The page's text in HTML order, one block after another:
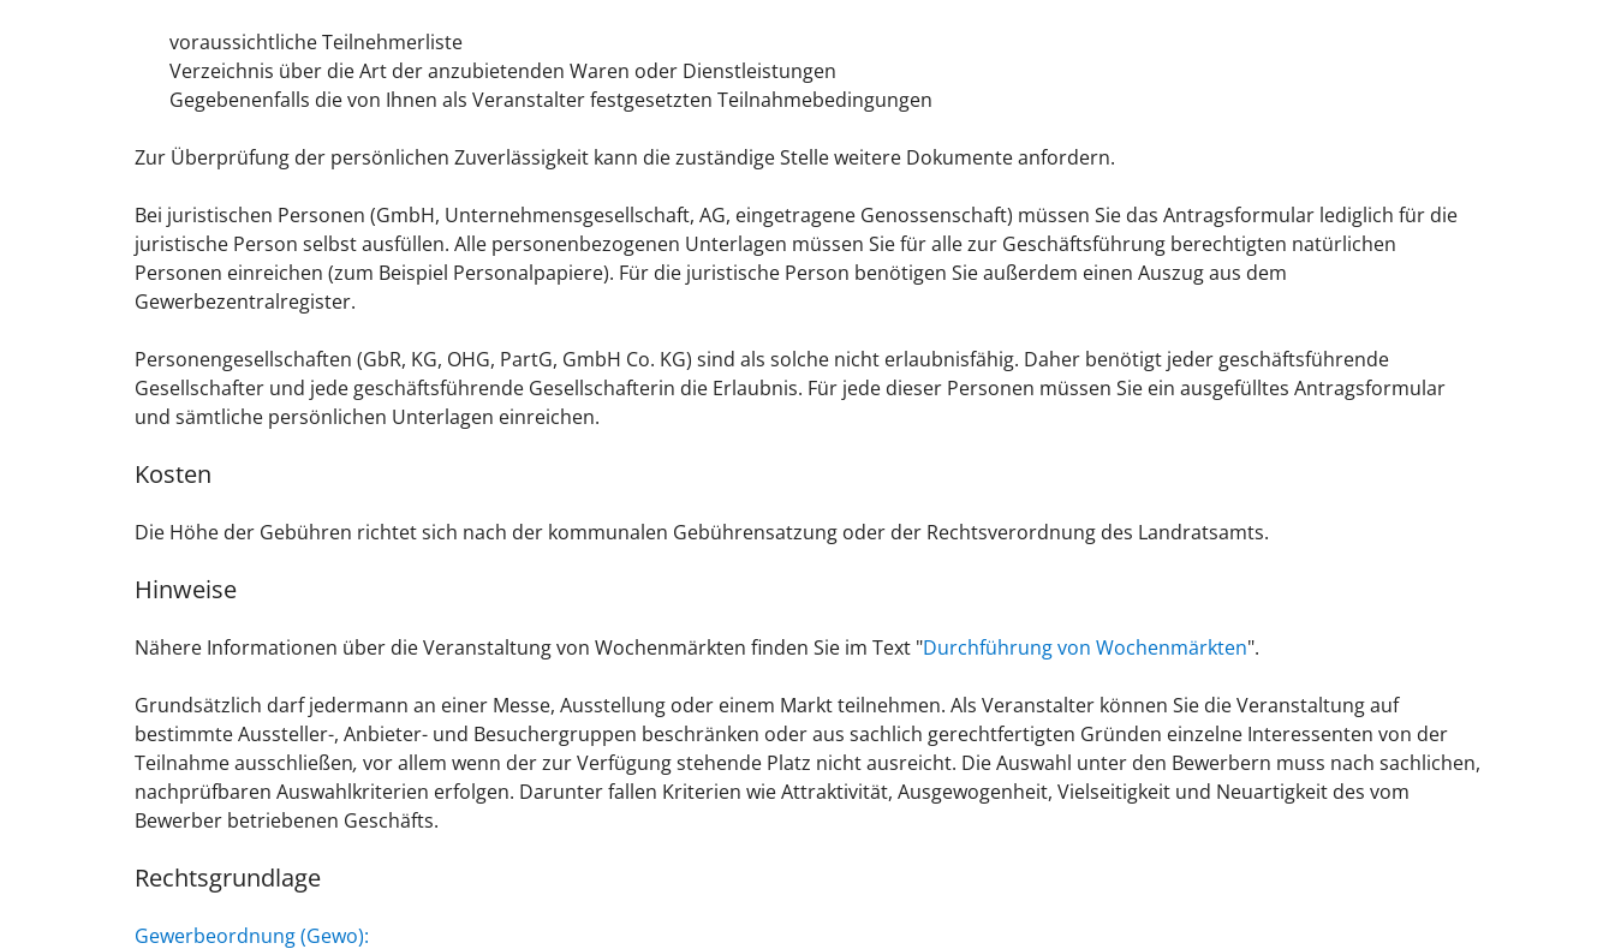
voraussichtliche Teilnehmerliste
Verzeichnis über die Art der anzubietenden Waren oder Dienstleistungen
Gegebenenfalls die von Ihnen als Veranstalter festgesetzten Teilnahmebedingungen
Zur Überprüfung der persönlichen Zuverlässigkeit kann die zuständige Stelle weitere Dokumente anfordern.
Bei juristischen Personen (GmbH, Unternehmensgesellschaft, AG, eingetragene Genossenschaft) müssen Sie das Antragsformular lediglich für die
juristische Person selbst ausfüllen. Alle personenbezogenen Unterlagen müssen Sie für alle zur Geschäftsführung berechtigten natürlichen
Personen einreichen (zum Beispiel Personalpapiere). Für die juristische Person benötigen Sie außerdem einen Auszug aus dem
Gewerbezentralregister.
Personengesellschaften (GbR, KG, OHG, PartG, GmbH Co. KG) sind als solche nicht erlaubnisfähig. Daher benötigt jeder geschäftsführende
Gesellschafter und jede geschäftsführende Gesellschafterin die Erlaubnis. Für jede dieser Personen müssen Sie ein ausgefülltes Antragsformular
und sämtliche persönlichen Unterlagen einreichen.
Kosten
Die Höhe der Gebühren richtet sich nach der kommunalen Gebührensatzung oder der Rechtsverordnung des Landratsamts.
Hinweise
Nähere Informationen über die Veranstaltung von Wochenmärkten finden Sie im Text "Durchführung von Wochenmärkten".
Grundsätzlich darf jedermann an einer Messe, Ausstellung oder einem Markt teilnehmen. Als Veranstalter können Sie die Veranstaltung auf
bestimmte Aussteller-, Anbieter- und Besuchergruppen beschränken oder aus sachlich gerechtfertigten Gründen einzelne Interessenten von der
Teilnahme ausschließen, vor allem wenn der zur Verfügung stehende Platz nicht ausreicht. Die Auswahl unter den Bewerbern muss nach sachlichen,
nachprüfbaren Auswahlkriterien erfolgen. Darunter fallen Kriterien wie Attraktivität, Ausgewogenheit, Vielseitigkeit und Neuartigkeit des vom
Bewerber betriebenen Geschäfts.
Rechtsgrundlage
Gewerbeordnung (Gewo):